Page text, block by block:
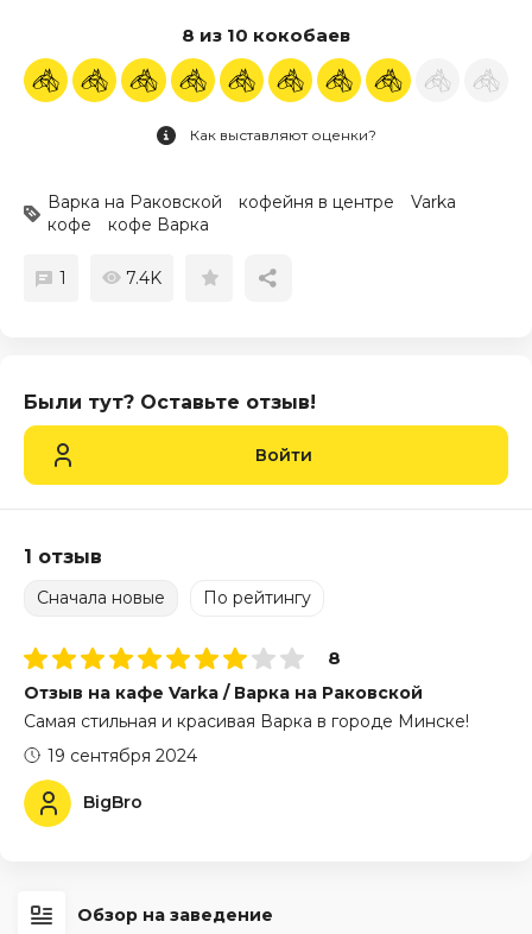
8 из 10 кокобаев
Как выставляют оценки?
Варка на Раковской кофейня в центре
Varka
кофе
кофе Варка
1 7.4K
Были тут? Оставьте отзыв!
Войти
1 отзыв
Сначала новые По рейтингу
8
Отзыв на кафе Varka / Варка на Раковской
Самая стильная и красивая Варка в городе Минске!
BigBro
19 сентября 2024
Обзор на заведение